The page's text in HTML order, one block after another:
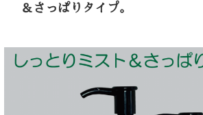
＆さっぱりタイプ。